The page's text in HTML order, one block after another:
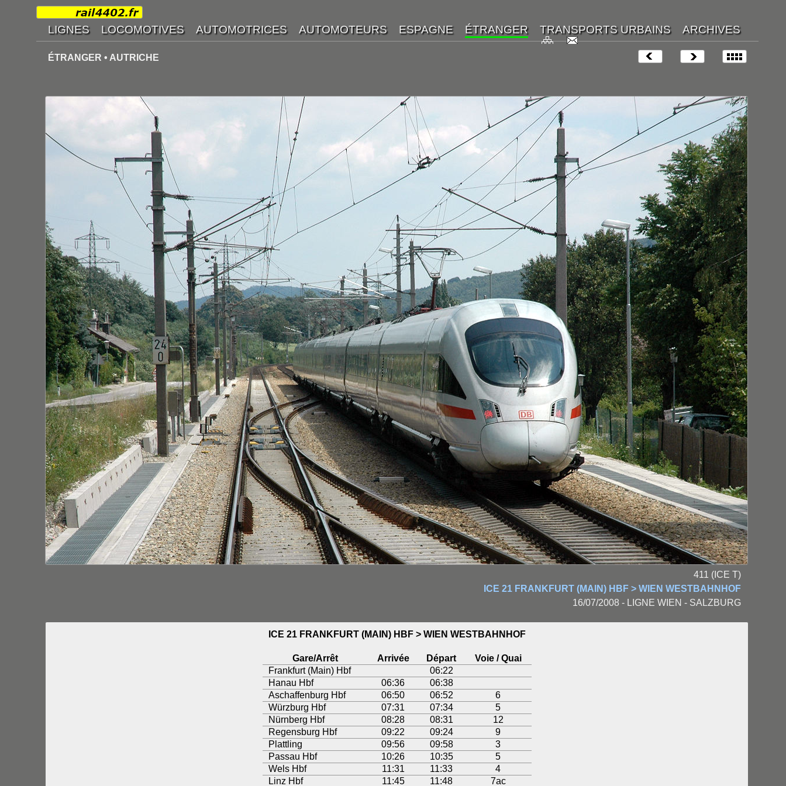
ÉTRANGER • AUTRICHE
411 (ICE T)
ICE 21 FRANKFURT (MAIN) HBF > WIEN WESTBAHNHOF
16/07/2008 - LIGNE WIEN - SALZBURG
ICE 21 FRANKFURT (MAIN) HBF > WIEN WESTBAHNHOF
Gare/Arrêt Arrivée Départ
Voie / Quai
Frankfurt (Main) Hbf
06:22
Hanau Hbf
06:36
06:38
Aschaffenburg Hbf
06:50 06:52
6
Würzburg Hbf
07:31 07:34
5
Nürnberg Hbf
08:28 08:31
12
Regensburg Hbf
09:22 09:24
9
Plattling
09:56 09:58
3
Passau Hbf
10:26 10:35
5
Wels Hbf
11:31 11:33
4
Linz Hbf
11:45 11:48 7ac